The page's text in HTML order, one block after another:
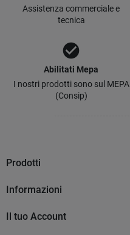
Assistenza commerciale e
tecnica
check_circle
Abilitati Mepa
I nostri prodotti sono sul MEPA
(Consip)
Prodotti
Informazioni
Il tuo Account